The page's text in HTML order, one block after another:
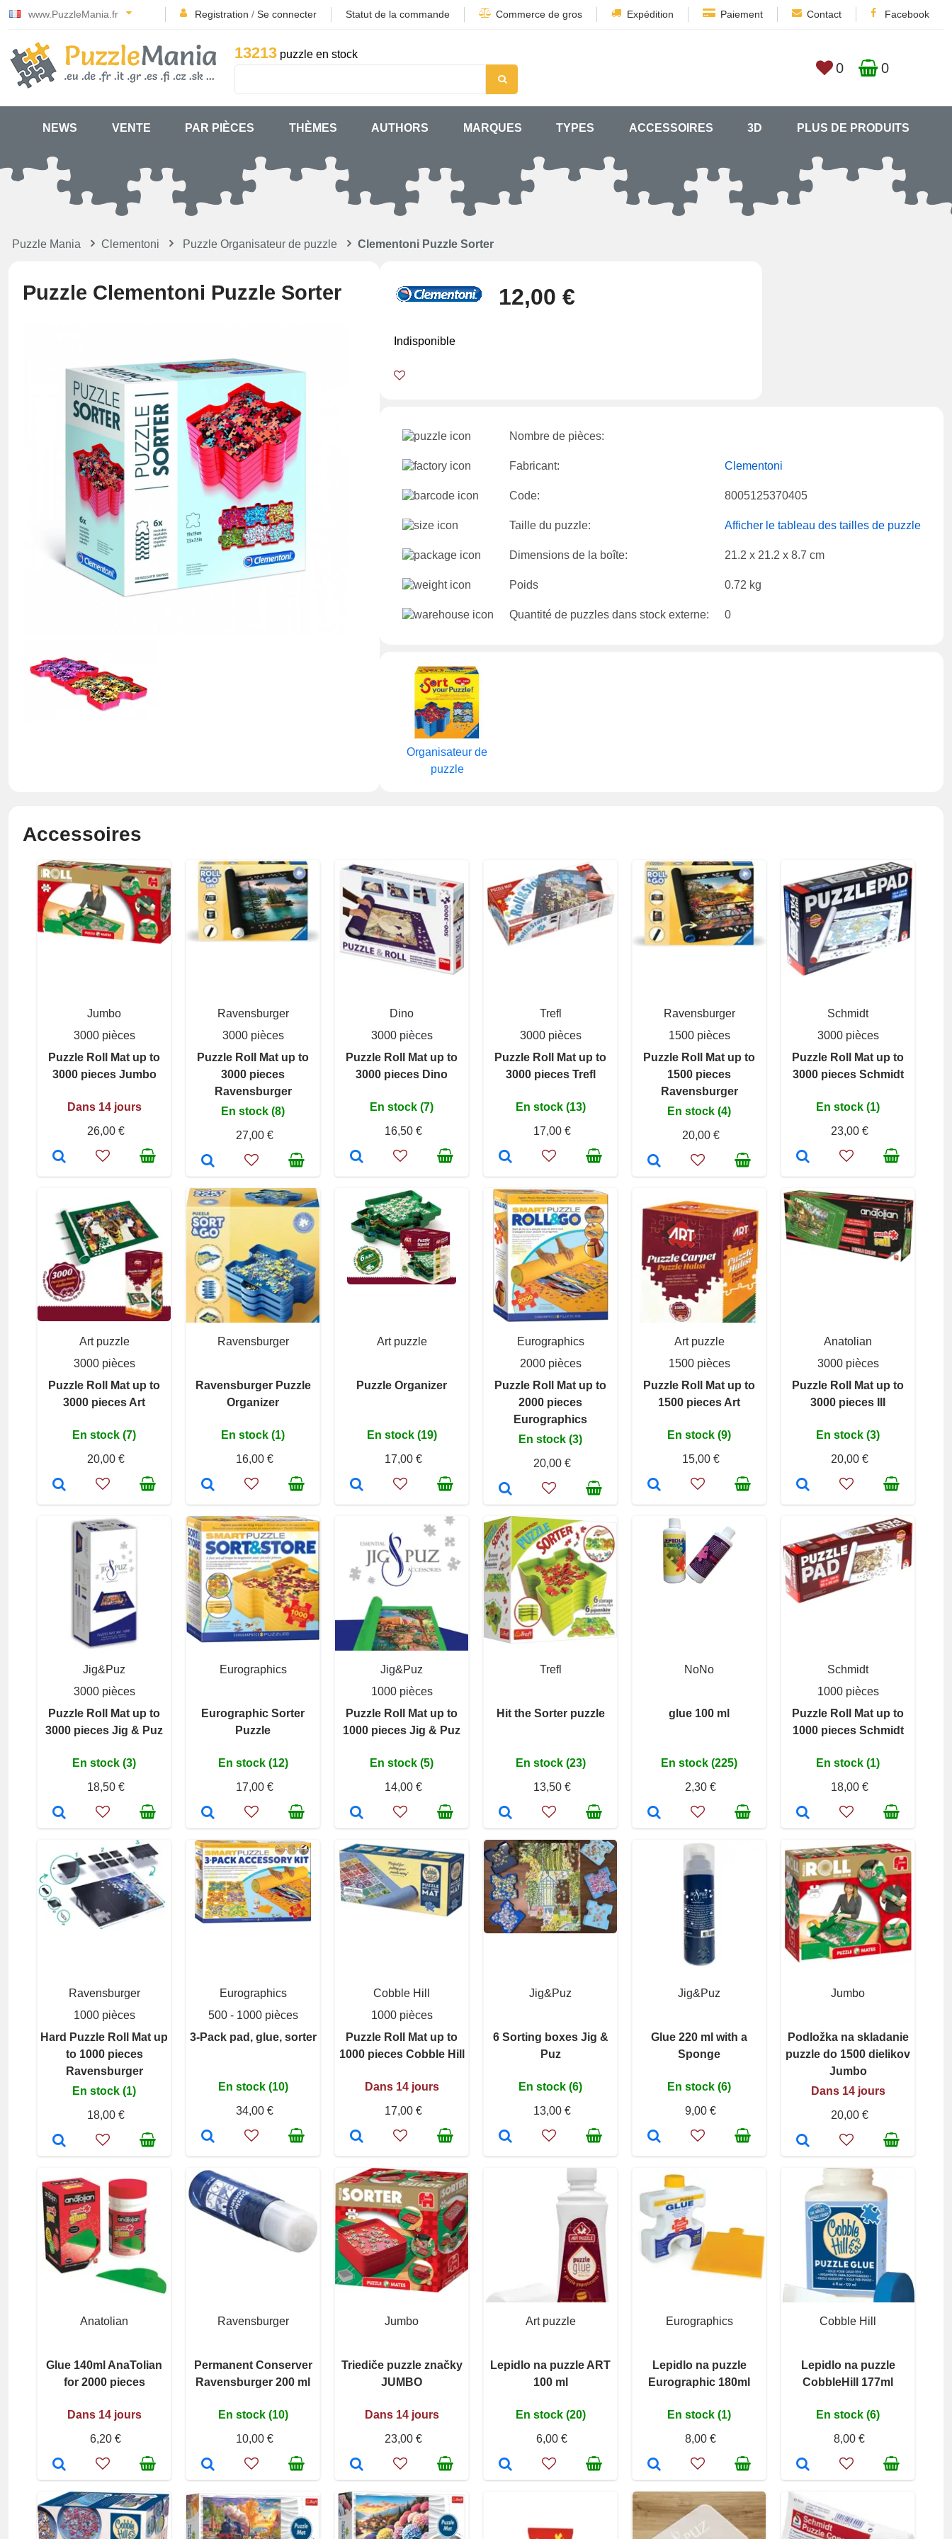
www.PuzzleMania.fr Registration / Se connecter Statut de la commande Commerce de gros Expédition Paiement Contact Facebook
13213 puzzle en stock
0 0
NEWS VENTE PAR PIÈCES THÈMES AUTHORS MARQUES TYPES ACCESSOIRES 3D PLUS DE PRODUITS
Puzzle Mania Clementoni Puzzle Organisateur de puzzle Clementoni Puzzle Sorter
Puzzle Clementoni Puzzle Sorter 12,00 €
Indisponible
Nombre de pièces:
Fabricant: Clementoni
Code: 8005125370405
Taille du puzzle: Afficher le tableau des tailles de puzzle
Dimensions de la boîte: 21.2 x 21.2 x 8.7 cm
Poids 0.72 kg
Quantité de puzzles dans stock externe: 0
Organisateur de
puzzle
Accessoires
Jumbo
3000 pièces
Puzzle Roll Mat up to
3000 pieces Jumbo
Dans 14 jours
26,00 €
Ravensburger
3000 pièces
Puzzle Roll Mat up to
3000 pieces
Ravensburger
En stock (8)
27,00 €
Dino
3000 pièces
Puzzle Roll Mat up to
3000 pieces Dino
En stock (7)
16,50 €
Trefl
3000 pièces
Puzzle Roll Mat up to
3000 pieces Trefl
En stock (13)
17,00 €
Ravensburger
1500 pièces
Puzzle Roll Mat up to
1500 pieces
Ravensburger
En stock (4)
20,00 €
Schmidt
3000 pièces
Puzzle Roll Mat up to
3000 pieces Schmidt
En stock (1)
23,00 €
Art puzzle
3000 pièces
Puzzle Roll Mat up to
3000 pieces Art
En stock (7)
20,00 €
Ravensburger
Ravensburger Puzzle
Organizer
En stock (1)
16,00 €
Art puzzle
Puzzle Organizer
En stock (19)
17,00 €
Eurographics
2000 pièces
Puzzle Roll Mat up to
2000 pieces
Eurographics
En stock (3)
20,00 €
Art puzzle
1500 pièces
Puzzle Roll Mat up to
1500 pieces Art
En stock (9)
15,00 €
Anatolian
3000 pièces
Puzzle Roll Mat up to
3000 pieces III
En stock (3)
20,00 €
Jig&Puz
3000 pièces
Puzzle Roll Mat up to
3000 pieces Jig & Puz
En stock (3)
18,50 €
Eurographics
Eurographic Sorter
Puzzle
En stock (12)
17,00 €
Jig&Puz
1000 pièces
Puzzle Roll Mat up to
1000 pieces Jig & Puz
En stock (5)
14,00 €
Trefl
Hit the Sorter puzzle
En stock (23)
13,50 €
NoNo
glue 100 ml
En stock (225)
2,30 €
Schmidt
1000 pièces
Puzzle Roll Mat up to
1000 pieces Schmidt
En stock (1)
18,00 €
Ravensburger
1000 pièces
Hard Puzzle Roll Mat up
to 1000 pieces
Ravensburger
En stock (1)
18,00 €
Eurographics
500 - 1000 pièces
3-Pack pad, glue, sorter
En stock (10)
34,00 €
Cobble Hill
1000 pièces
Puzzle Roll Mat up to
1000 pieces Cobble Hill
Dans 14 jours
17,00 €
Jig&Puz
6 Sorting boxes Jig &
Puz
En stock (6)
13,00 €
Jig&Puz
Glue 220 ml with a
Sponge
En stock (6)
9,00 €
Jumbo
Podložka na skladanie
puzzle do 1500 dielikov
Jumbo
Dans 14 jours
20,00 €
Anatolian
Glue 140ml AnaTolian
for 2000 pieces
Dans 14 jours
6,20 €
Ravensburger
Permanent Conserver
Ravensburger 200 ml
En stock (10)
10,00 €
Jumbo
Triediče puzzle značky
JUMBO
Dans 14 jours
23,00 €
Art puzzle
Lepidlo na puzzle ART
100 ml
En stock (20)
6,00 €
Eurographics
Lepidlo na puzzle
Eurographic 180ml
En stock (1)
8,00 €
Cobble Hill
Lepidlo na puzzle
CobbleHill 177ml
En stock (6)
8,00 €